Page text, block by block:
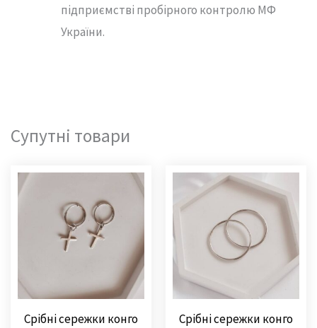
підприємстві пробірного контролю МФ
України.
Супутні товари
Срібні сережки конго
Срібні сережки конго